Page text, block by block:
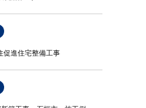
促進住宅整備工事